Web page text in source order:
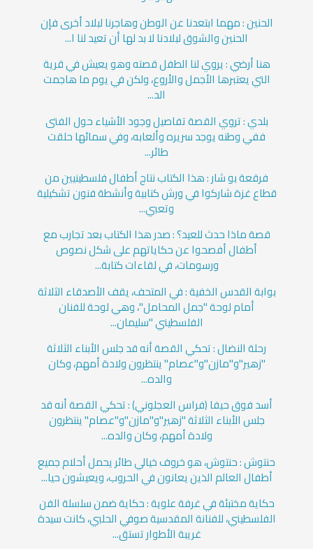
الحنين : مهما ابتعدنا عن الوطن وهاجرنا لبلاد أخرى فإن
الحنين والشوق لبلادنا لا بد لها أن تعيد لنا ا...
هنا أرضي : يروي لنا الطفل قصته وهو يعيش في قرية
التي يعتبرها الأجمل والأروع، ولكن في يوم ما هاجمت
الد...
بلدي : تروي القصة تفاصيل وجود الأشياء حول الفتى
ففي وطنه يوجد سريره وألعابه، وفي سمائها حلقت
طائر...
فرقعة بو شار : هذا الكتاب نتاج أطفال فلسطينيين من
قطاع غزة شاركوا في ورش كتابية وأنشطة فنون تشكيلية
وتعبي...
قصة ماذا حدث للعيد؟ : صدر هذا الكتاب بعد تجارب مع
أطفال أفصحوا عن حكاياتهم على شكل نصوص
ورسومات، في لقاءات كتابة...
بوابة القدس الخفية : في المتحف، يقف الأصدقاء الثلاثة
أمام لوحة "جمل المحامل"، وهي لوحة للفنان
الفلسطيني "سليمان...
رحلة النضال : تحكي القصة أنه قد جلس الأبناء الثلاثة
"زهير"و"مازن"و"عصام" ينتظرون ولادة أمهم، وكان
والده...
أسد فوق حيفا (فراس العجلوني) : تحكي القصة أنه قد
جلس الأبناء الثلاثة "زهير"و"مازن"و"عصام" ينتظرون
ولادة أمهم، وكان والده...
حنتوش : حنتوش، هو خروف خيالي طائر يحمل أحلام جميع
أطفال العالم الذين يعانون في الحروب، ويعيشون حيا...
حكاية مختبئة في غرفة علوية : حكاية ضمن سلسلة الفن
الفلسطيني، للفنانة المقدسية صوفي الحلبي، كانت سيدة
غريبة الأطوار تستق...